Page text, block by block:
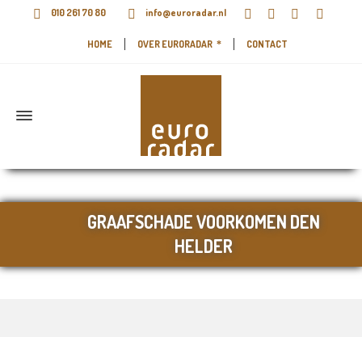
010 261 70 80 info@euroradar.nl
HOME OVER EURORADAR CONTACT
GRAAFSCHADE VOORKOMEN DEN
HELDER